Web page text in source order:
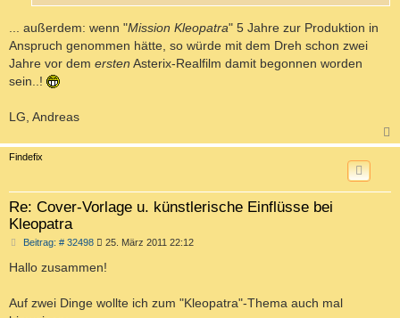
... außerdem: wenn "Mission Kleopatra" 5 Jahre zur Produktion in
Anspruch genommen hätte, so würde mit dem Dreh schon zwei
Jahre vor dem ersten Asterix-Realfilm damit begonnen worden
sein..!
LG, Andreas
a
Findefix
Re: Cover-Vorlage u. künstlerische Einflüsse bei
Kleopatra
Beitrag: # 32498B
i
a
25. März 2011 22:12
Hallo zusammen!
Auf zwei Dinge wollte ich zum "Kleopatra"-Thema auch mal